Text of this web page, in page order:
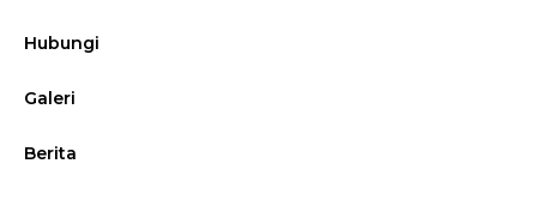
Hubungi
Galeri
Berita